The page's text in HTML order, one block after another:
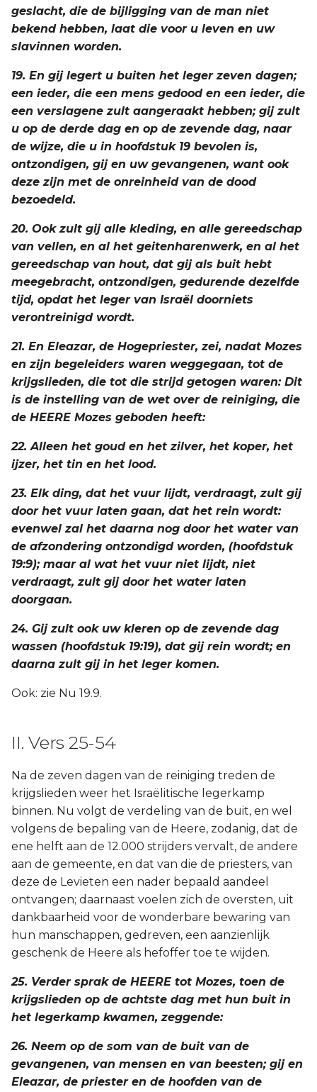
geslacht, die de bijligging van de man niet
bekend hebben, laat die voor u leven en uw
slavinnen worden.
19. En gij legert u buiten het leger zeven dagen;
een ieder, die een mens gedood en een ieder, die
een verslagene zult aangeraakt hebben; gij zult
u op de derde dag en op de zevende dag, naar
de wijze, die u in hoofdstuk 19 bevolen is,
ontzondigen, gij en uw gevangenen, want ook
deze zijn met de onreinheid van de dood
bezoedeld.
20. Ook zult gij alle kleding, en alle gereedschap
van vellen, en al het geitenharenwerk, en al het
gereedschap van hout, dat gij als buit hebt
meegebracht, ontzondigen, gedurende dezelfde
tijd, opdat het leger van Israël doorniets
verontreinigd wordt.
21. En Eleazar, de Hogepriester, zei, nadat Mozes
en zijn begeleiders waren weggegaan, tot de
krijgslieden, die tot die strijd getogen waren: Dit
is de instelling van de wet over de reiniging, die
de HEERE Mozes geboden heeft:
22. Alleen het goud en het zilver, het koper, het
ijzer, het tin en het lood.
23. Elk ding, dat het vuur lijdt, verdraagt, zult gij
door het vuur laten gaan, dat het rein wordt:
evenwel zal het daarna nog door het water van
de afzondering ontzondigd worden, (hoofdstuk
19:9); maar al wat het vuur niet lijdt, niet
verdraagt, zult gij door het water laten
doorgaan.
24. Gij zult ook uw kleren op de zevende dag
wassen (hoofdstuk 19:19), dat gij rein wordt; en
daarna zult gij in het leger komen.
Ook: zie Nu 19.9.
II. Vers 25-54
Na de zeven dagen van de reiniging treden de
krijgslieden weer het Israëlitische legerkamp
binnen. Nu volgt de verdeling van de buit, en wel
volgens de bepaling van de Heere, zodanig, dat de
ene helft aan de 12.000 strijders vervalt, de andere
aan de gemeente, en dat van die de priesters, van
deze de Levieten een nader bepaald aandeel
ontvangen; daarnaast voelen zich de oversten, uit
dankbaarheid voor de wonderbare bewaring van
hun manschappen, gedreven, een aanzienlijk
geschenk de Heere als hefoffer toe te wijden.
25. Verder sprak de HEERE tot Mozes, toen de
krijgslieden op de achtste dag met hun buit in
het legerkamp kwamen, zeggende:
26. Neem op de som van de buit van de
gevangenen, van mensen en van beesten; gij en
Eleazar, de priester en de hoofden van de